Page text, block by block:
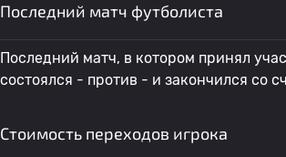
Последний матч футболиста
Последний матч, в котором принял
состоялся - против - и закончился со
Стоимость переходов игрока